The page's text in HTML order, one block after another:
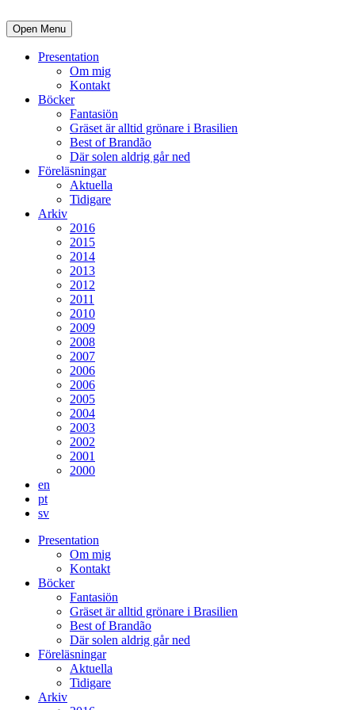
Open Menu
Presentation
Om mig
Kontakt
Böcker
Fantasiön
Gräset är alltid grönare i Brasilien
Best of Brandão
Där solen aldrig går ned
Föreläsningar
Aktuella
Tidigare
Arkiv
2016
2015
2014
2013
2012
2011
2010
2009
2008
2007
2006
2006
2005
2004
2003
2002
2001
2000
en
pt
sv
Presentation
Om mig
Kontakt
Böcker
Fantasiön
Gräset är alltid grönare i Brasilien
Best of Brandão
Där solen aldrig går ned
Föreläsningar
Aktuella
Tidigare
Arkiv